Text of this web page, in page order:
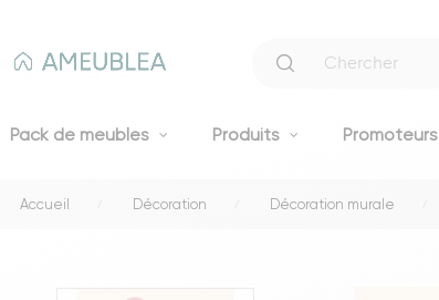
Pack de meubles Produits Promoteurs
Accueil Décoration Décoration murale